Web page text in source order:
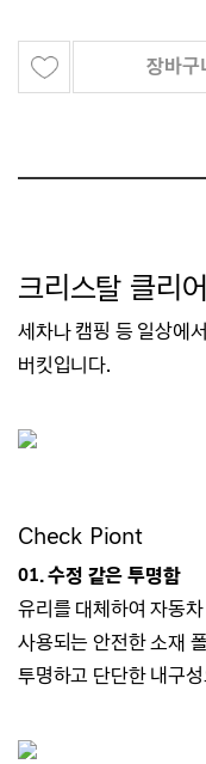
장바구
크리스탈 클리
세차나 캠핑 등 일상에
버킷입니다.
Check Piont
01. 수정 같은 투명함
유리를 대체하여 자동
사용되는 안전한 소재
투명하고 단단한 내구